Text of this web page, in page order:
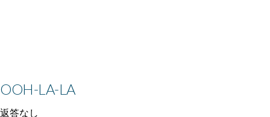
OOH-LA-LA
返答なし